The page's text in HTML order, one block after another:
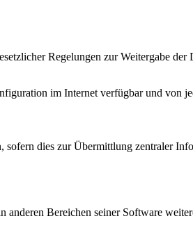
Regelungen zur Weitergabe
im Internet verfügbar und von
dies zur Übermittlung zentraler
Bereichen seiner Software